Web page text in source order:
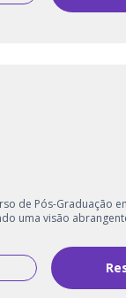
de Pós-Graduação
uma visão